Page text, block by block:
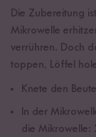
Die Zubereitung
Mikrowelle
verrühren. Doch
toppen, Löffel
Knete den
In der
die Mikrowelle: